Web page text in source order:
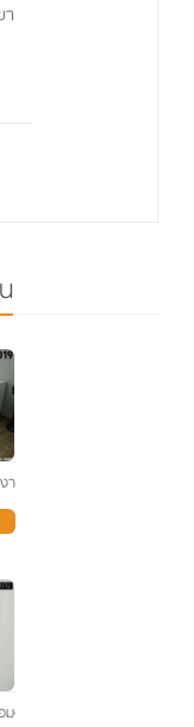
าน พร้อมตู้เอกสาร